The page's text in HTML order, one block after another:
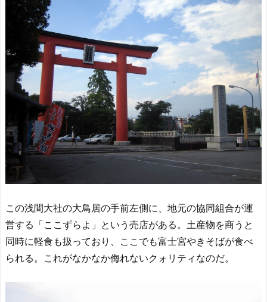
この浅間大社の大鳥居の手前左側に、地元の協同組合が運
営する「ここずらよ」という売店がある。土産物を商うと
同時に軽食も扱っており、ここでも富士宮やきそばが食べ
られる。これがなかなか侮れないクォリティなのだ。